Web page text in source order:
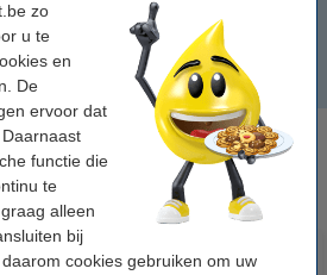
zo
u te
en
De
ervoor dat
functie die
te
alleen
bij
cookies gebruiken om uw
producten